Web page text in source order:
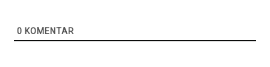
0 KOMENTAR